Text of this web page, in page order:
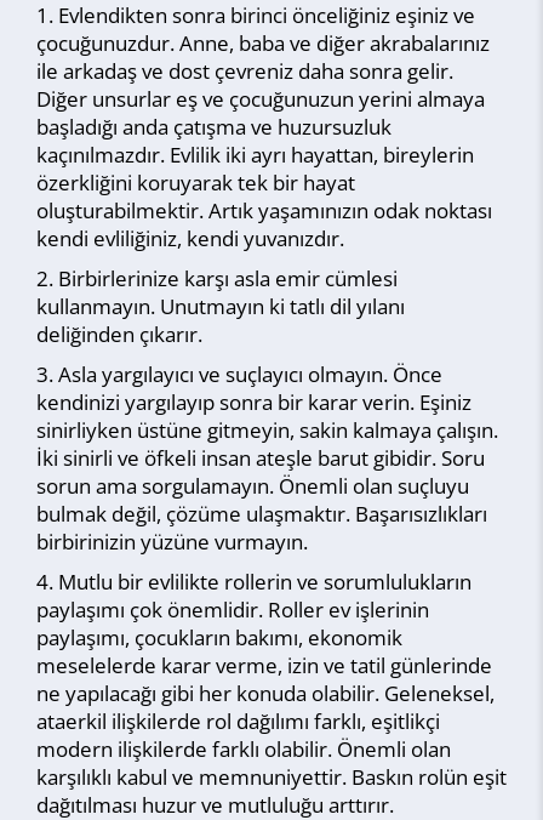
Evlendikten sonra birinci önceliğiniz eşiniz ve
çocuğunuzdur. Anne, baba ve diğer akrabalarınız
ile arkadaş ve dost çevreniz daha sonra gelir.
Diğer unsurlar eş ve çocuğunuzun yerini almaya
başladığı anda çatışma ve huzursuzluk
kaçınılmazdır. Evlilik iki ayrı hayattan, bireylerin
özerkliğini koruyarak tek bir hayat
oluşturabilmektir. Artık yaşamınızın odak noktası
kendi evliliğiniz, kendi yuvanızdır.
Birbirlerinize karşı asla emir cümlesi
kullanmayın. Unutmayın ki tatlı dil yılanı
deliğinden çıkarır.
Asla yargılayıcı ve suçlayıcı olmayın. Önce
kendinizi yargılayıp sonra bir karar verin. Eşiniz
sinirliyken üstüne gitmeyin, sakin kalmaya çalışın.
İki sinirli ve öfkeli insan ateşle barut gibidir. Soru
sorun ama sorgulamayın. Önemli olan suçluyu
bulmak değil, çözüme ulaşmaktır. Başarısızlıkları
birbirinizin yüzüne vurmayın.
Mutlu bir evlilikte rollerin ve sorumlulukların
paylaşımı çok önemlidir. Roller ev işlerinin
paylaşımı, çocukların bakımı, ekonomik
meselelerde karar verme, izin ve tatil günlerinde
ne yapılacağı gibi her konuda olabilir. Geleneksel,
ataerkil ilişkilerde rol dağılımı farklı, eşitlikçi
modern ilişkilerde farklı olabilir. Önemli olan
karşılıklı kabul ve memnuniyettir. Baskın rolün eşit
dağıtılması huzur ve mutluluğu arttırır.